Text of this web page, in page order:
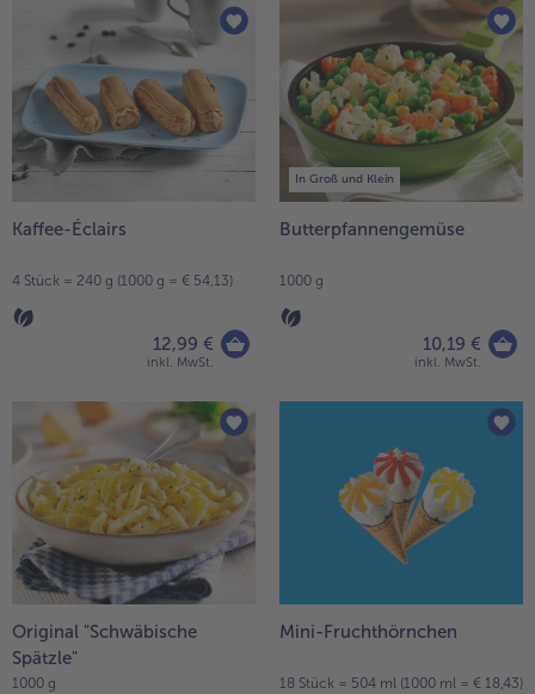
Kaffee-Éclairs
4 Stück = 240 g (1000 g = € 54,13)
12,99 €
inkl. MwSt.
In Groß und Klein
Butterpfannengemüse
1000 g
10,19 €
inkl. MwSt.
Original "Schwäbische
Spätzle"
1000 g
Mini-Fruchthörnchen
18 Stück = 504 ml (1000 ml = € 18,43)